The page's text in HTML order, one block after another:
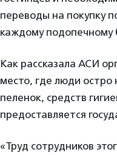
переводы на покупку
каждому
Как рассказала АСИ
место, где люди
пеленок, средств
предоставляется
«Труд сотрудников